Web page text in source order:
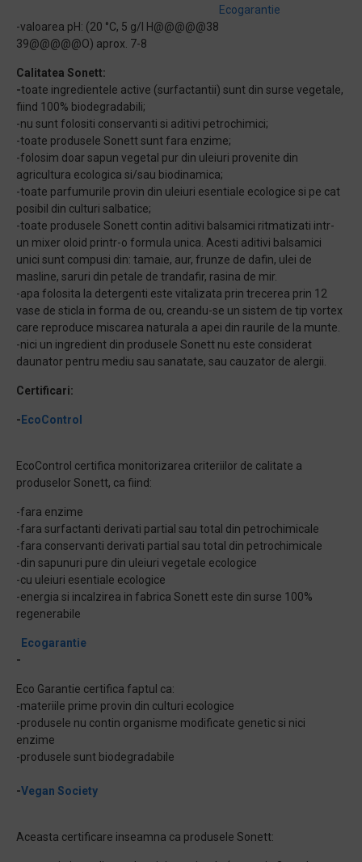
-valoarea pH: (20 °C, 5 g/l H@@@@@38
Ecogarantie
39@@@@@O) aprox. 7-8
Calitatea Sonett:
-toate ingredientele active (surfactantii) sunt din surse vegetale,
fiind 100% biodegradabili;
-nu sunt folositi conservanti si aditivi petrochimici;
-toate produsele Sonett sunt fara enzime;
-folosim doar sapun vegetal pur din uleiuri provenite din
agricultura ecologica si/sau biodinamica;
-toate parfumurile provin din uleiuri esentiale ecologice si pe cat
posibil din culturi salbatice;
-toate produsele Sonett contin aditivi balsamici ritmatizati intr-
un mixer oloid printr-o formula unica. Acesti aditivi balsamici
unici sunt compusi din: tamaie, aur, frunze de dafin, ulei de
masline, saruri din petale de trandafir, rasina de mir.
-apa folosita la detergenti este vitalizata prin trecerea prin 12
vase de sticla in forma de ou, creandu-se un sistem de tip vortex
care reproduce miscarea naturala a apei din raurile de la munte.
-nici un ingredient din produsele Sonett nu este considerat
daunator pentru mediu sau sanatate, sau cauzator de alergii.
Certificari:
- EcoControl
EcoControl certifica monitorizarea criteriilor de calitate a
produselor Sonett, ca fiind:
-fara enzime
-fara surfactanti derivati partial sau total din petrochimicale
-fara conservanti derivati partial sau total din petrochimicale
-din sapunuri pure din uleiuri vegetale ecologice
-cu uleiuri esentiale ecologice
-energia si incalzirea in fabrica Sonett este din surse 100%
regenerabile
-
Ecogarantie
Eco Garantie certifica faptul ca:
-materiile prime provin din culturi ecologice
-produsele nu contin organisme modificate genetic si nici
enzime
-produsele sunt biodegradabile
-Vegan Society
Aceasta certificare inseamna ca produsele Sonett: